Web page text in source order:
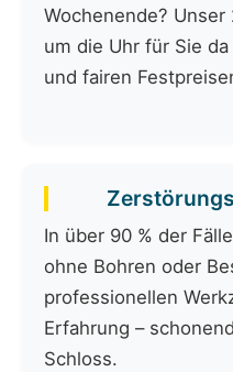
Wochenende?
um die Uhr für Sie
und fairen
In über 90 % der
ohne Bohren oder
professionellen
Erfahrung –
Schloss.